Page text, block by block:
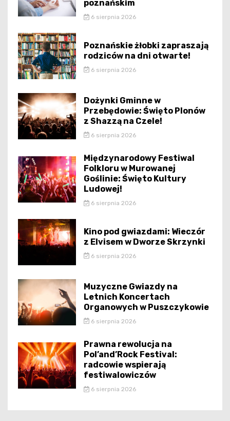
poznańskim
6 sierpnia 2026
Poznańskie żłobki zapraszają
rodziców na dni otwarte!
6 sierpnia 2026
Dożynki Gminne w
Przebędowie: Święto Plonów
z Shazzą na Czele!
6 sierpnia 2026
Międzynarodowy Festiwal
Folkloru w Murowanej
Goślinie: Święto Kultury
Ludowej!
6 sierpnia 2026
Kino pod gwiazdami: Wieczór
z Elvisem w Dworze Skrzynki
6 sierpnia 2026
Muzyczne Gwiazdy na
Letnich Koncertach
Organowych w Puszczykowie
6 sierpnia 2026
Prawna rewolucja na
Pol’and’Rock Festival:
radcowie wspierają
festiwalowiczów
6 sierpnia 2026